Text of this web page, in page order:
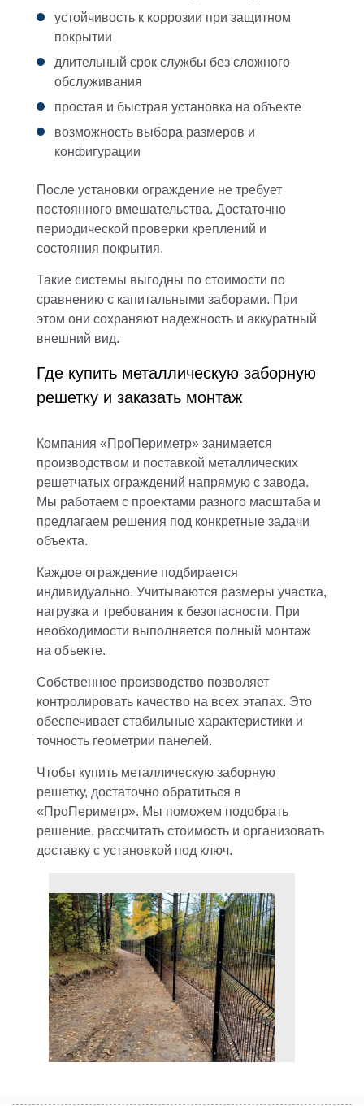
устойчивость к коррозии при защитном
покрытии
длительный срок службы без сложного
обслуживания
простая и быстрая установка на объекте
возможность выбора размеров и
конфигурации
После установки ограждение не требует
постоянного вмешательства. Достаточно
периодической проверки креплений и
состояния покрытия.
Такие системы выгодны по стоимости по
сравнению с капитальными заборами. При
этом они сохраняют надежность и аккуратный
внешний вид.
Где купить металлическую заборную
решетку и заказать монтаж
Компания «ПроПериметр» занимается
производством и поставкой металлических
решетчатых ограждений напрямую с завода.
Мы работаем с проектами разного масштаба и
предлагаем решения под конкретные задачи
объекта.
Каждое ограждение подбирается
индивидуально. Учитываются размеры участка,
нагрузка и требования к безопасности. При
необходимости выполняется полный монтаж
на объекте.
Собственное производство позволяет
контролировать качество на всех этапах. Это
обеспечивает стабильные характеристики и
точность геометрии панелей.
Чтобы купить металлическую заборную
решетку, достаточно обратиться в
«ПроПериметр». Мы поможем подобрать
решение, рассчитать стоимость и организовать
доставку с установкой под ключ.